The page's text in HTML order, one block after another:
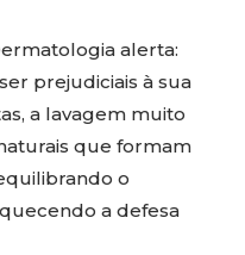
alerta:
prejudiciais à sua
a lavagem muito
que formam
o
a defesa